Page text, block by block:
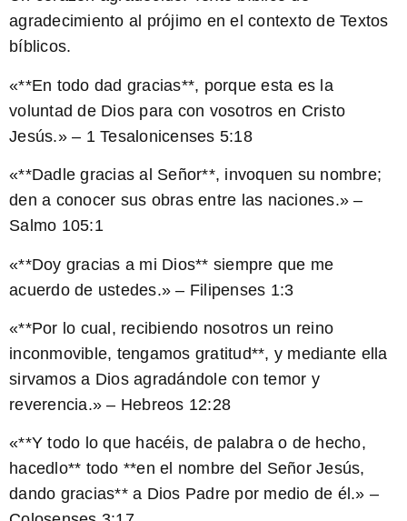
agradecimiento al prójimo en el contexto de Textos
bíblicos.
«**En todo dad gracias**, porque esta es la
voluntad de Dios para con vosotros en Cristo
Jesús.» – 1 Tesalonicenses 5:18
«**Dadle gracias al Señor**, invoquen su nombre;
den a conocer sus obras entre las naciones.» –
Salmo 105:1
«**Doy gracias a mi Dios** siempre que me
acuerdo de ustedes.» – Filipenses 1:3
«**Por lo cual, recibiendo nosotros un reino
inconmovible, tengamos gratitud**, y mediante ella
sirvamos a Dios agradándole con temor y
reverencia.» – Hebreos 12:28
«**Y todo lo que hacéis, de palabra o de hecho,
hacedlo** todo **en el nombre del Señor Jesús,
dando gracias** a Dios Padre por medio de él.» –